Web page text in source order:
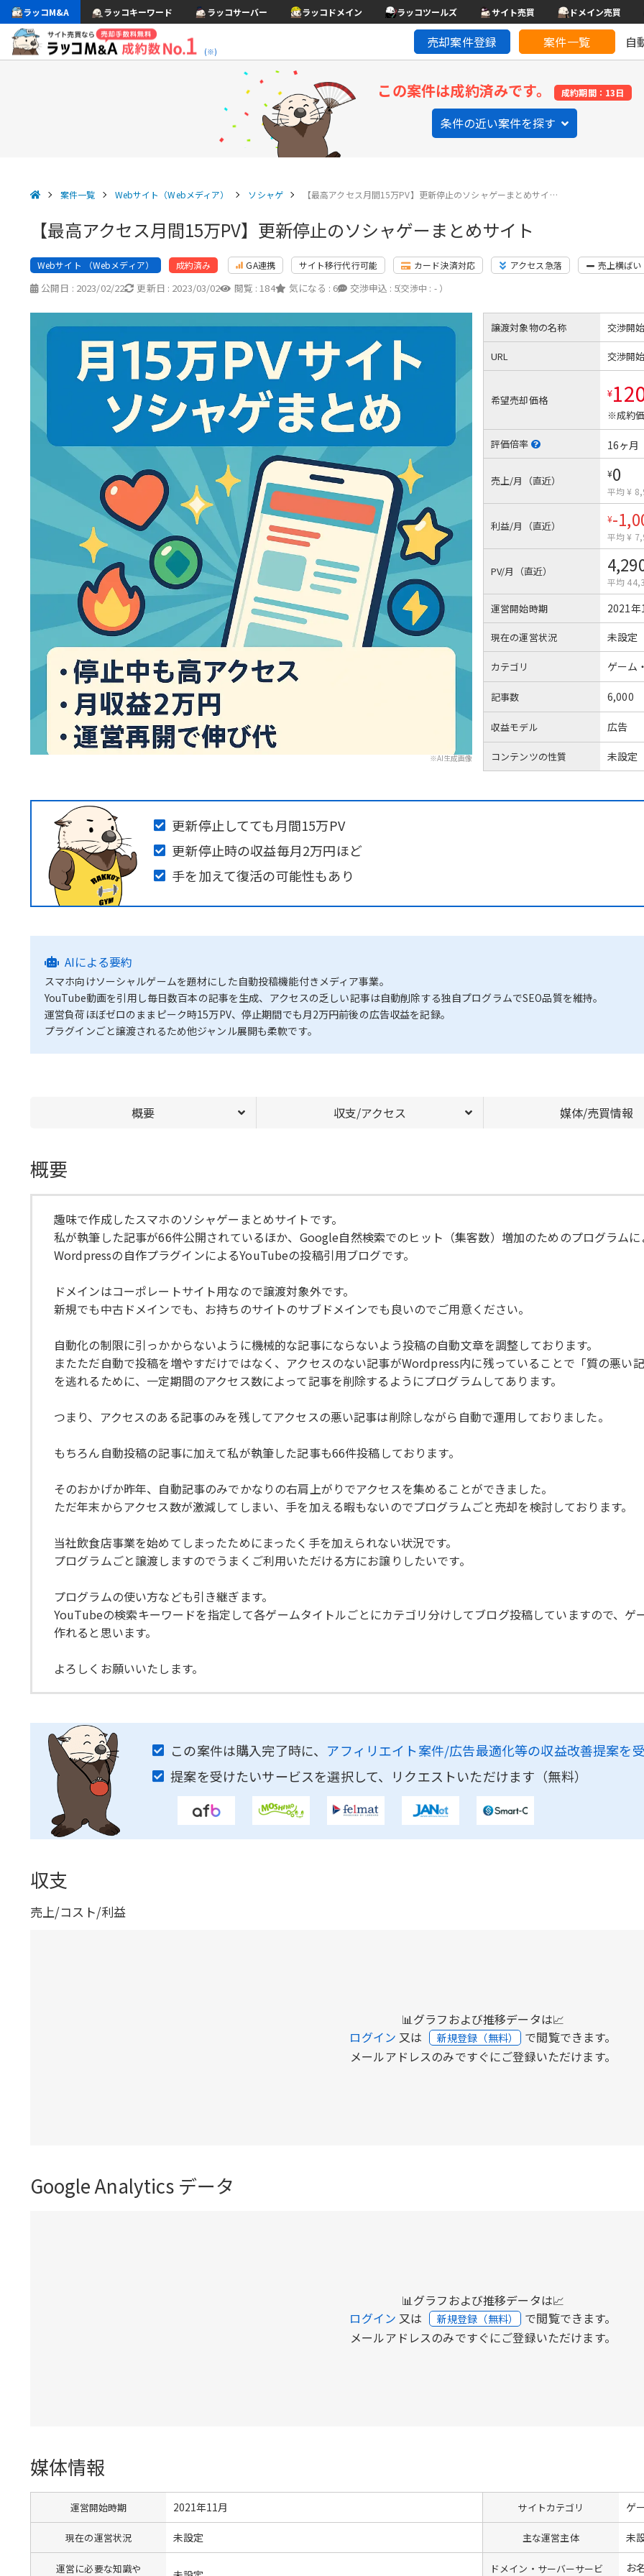
ラッコM&A ラッコキーワード ラッコサーバー ラッコドメイン ラッコツールズ サイト売買 ドメイン売買
(※)
売却案件登録 案件一覧 自
この案件は成約済みです。 成約期間：13日
条件の近い案件を探す
案件一覧 Webサイト（Webメディア） ソシャゲ 【最高アクセス月間15万PV】更新停止のソシャゲーまとめサイ…
【最高アクセス月間15万PV】更新停止のソシャゲーまとめサイト
Webサイト （Webメディア） 成約済み GA連携 サイト移行代行可能 カード決済対応 アクセス急落 売上横ばい
公開日 : 2023/02/22 更新日 : 2023/03/02 閲覧 : 184 気になる : 6 交渉申込 : 5
（交渉中 : - ）
※AI生成画像
譲渡対象物の名称 交渉開
URL 交渉開
希望売却価格 ¥
※成約
評価倍率 16ヶ月
売上/月（直近）
¥0
平均 ¥
利益/月（直近）
¥-
平均 ¥
PV/月（直近）
平均
運営開始時期 2021年
現在の運営状況 未設定
カテゴリ ゲーム
記事数 6,000
収益モデル 広告
コンテンツの性質 未設定
更新停止してても月間15万PV
更新停止時の収益毎月2万円ほど
手を加えて復活の可能性もあり
AIによる要約
スマホ向けソーシャルゲームを題材にした自動投稿機能付きメディア事業。
YouTube動画を引用し毎日数百本の記事を生成、アクセスの乏しい記事は自動削除する独自プログラムでSEO品質を維持。
運営負荷ほぼゼロのままピーク時15万PV、停止期間でも月2万円前後の広告収益を記録。
プラグインごと譲渡されるため他ジャンル展開も柔軟です。
概要 収支/アクセス 媒体/売買情報
概要
趣味で作成したスマホのソシャゲーまとめサイトです。
私が執筆した記事が66件公開されているほか、Google自然検索でのヒット（集客数）増加のためのプログラムに
Wordpressの自作プラグインによるYouTubeの投稿引用ブログです。
ドメインはコーポレートサイト用なので譲渡対象外です。
新規でも中古ドメインでも、お持ちのサイトのサブドメインでも良いのでご用意ください。
自動化の制限に引っかからないように機械的な記事にならないよう投稿の自動文章を調整しております。
またただ自動で投稿を増やすだけではなく、アクセスのない記事がWordpress内に残っていることで「質の悪
を逃れるために、一定期間のアクセス数によって記事を削除するようにプログラムしてあります。
つまり、アクセスのある記事のみを残してアクセスの悪い記事は削除しながら自動で運用しておりました。
もちろん自動投稿の記事に加えて私が執筆した記事も66件投稿しております。
そのおかげか昨年、自動記事のみでかなりの右肩上がりでアクセスを集めることができました。
ただ年末からアクセス数が激減してしまい、手を加える暇もないのでプログラムごと売却を検討しております。
当社飲食店事業を始めてしまったためにまったく手を加えられない状況です。
プログラムごと譲渡しますのでうまくご利用いただける方にお譲りしたいです。
プログラムの使い方なども引き継ぎます。
YouTubeの検索キーワードを指定して各ゲームタイトルごとにカテゴリ分けしてブログ投稿していますので、ゲ
作れると思います。
よろしくお願いいたします。
この案件は購入完了時に、 アフィリエイト案件/広告最適化等の収益改善提案を
提案を受けたいサービスを選択して、リクエストいただけます（無料）
収支
売上/コスト/利益
📊グラフおよび推移データは📈
ログイン 又は 新規登録（無料） で閲覧できます。
メールアドレスのみですぐにご登録いただけます。
Google Analytics データ
📊グラフおよび推移データは📈
ログイン 又は 新規登録（無料） で閲覧できます。
メールアドレスのみですぐにご登録いただけます。
媒体情報
運営開始時期 2021年11月 サイトカテゴリ ゲ
現在の運営状況 未設定 主な運営主体 未
運営に必要な知識や
ドメイン・サーバーサービ
お